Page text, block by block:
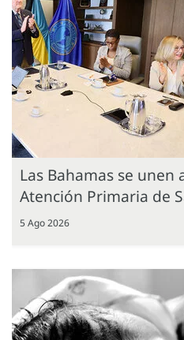
Las Bahamas se unen
Atención Primaria de
5 Ago 2026